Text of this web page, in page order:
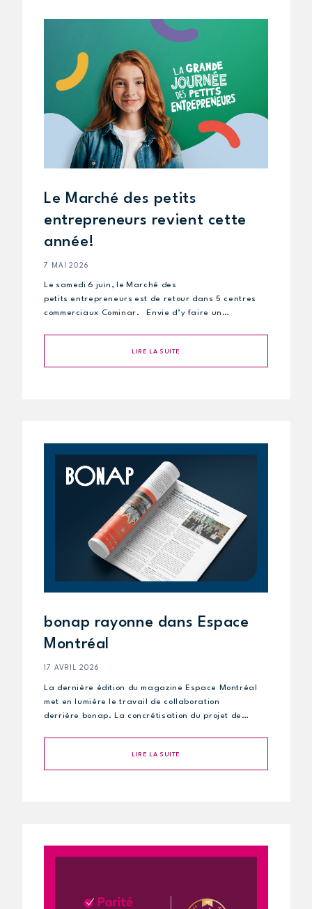
Le Marché des petits
entrepreneurs revient cette
année!
7 MAI 2026
Le samedi 6 juin, le Marché des
petits entrepreneurs est de retour dans 5 centres
commerciaux Cominar. Envie d’y faire un…
LIRE LA SUITE
bonap rayonne dans Espace
Montréal
17 AVRIL 2026
La dernière édition du magazine Espace Montréal
met en lumière le travail de collaboration
derrière bonap. La concrétisation du projet de…
LIRE LA SUITE